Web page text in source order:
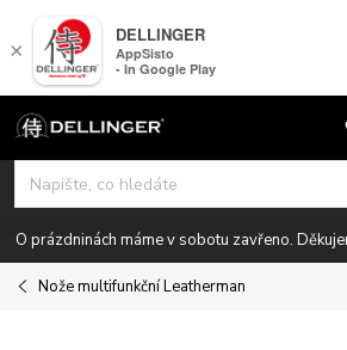
Přejít
na
obsah
O prázdninách máme v sobotu zavřeno.
Nože multifunkční Leatherman
×
DELLINGER
AppSisto
- In Google Play